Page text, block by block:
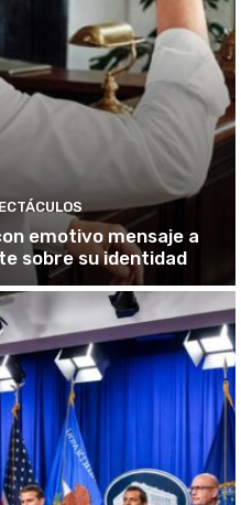
emotivo mensaje a
sobre su identidad